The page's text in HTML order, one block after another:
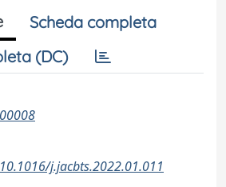
Scheda completa
(DC)
j.jacbts.2022.01.011